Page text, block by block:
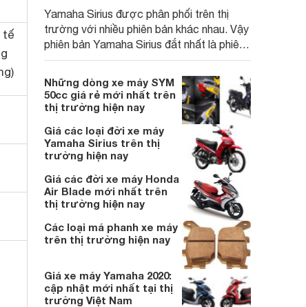
tế
Yamaha Sirius được phân phối trên thị
trường với nhiều phiên bản khác nhau. Vậy
phiên bản Yamaha Sirius đắt nhất là phiên
bản nào? Cùng chúng tôi tìm hiểu trong bài
Những dòng xe máy SYM
50cc giá rẻ mới nhất trên
thị trường hiện nay
Giá các loại đời xe máy
Yamaha Sirius trên thị
trường hiện nay
Giá các đời xe máy Honda
Air Blade mới nhất trên
thị trường hiện nay
Các loại má phanh xe máy
trên thị trường hiện nay
Giá xe máy Yamaha 2020:
cập nhật mới nhất tại thị
trường Việt Nam